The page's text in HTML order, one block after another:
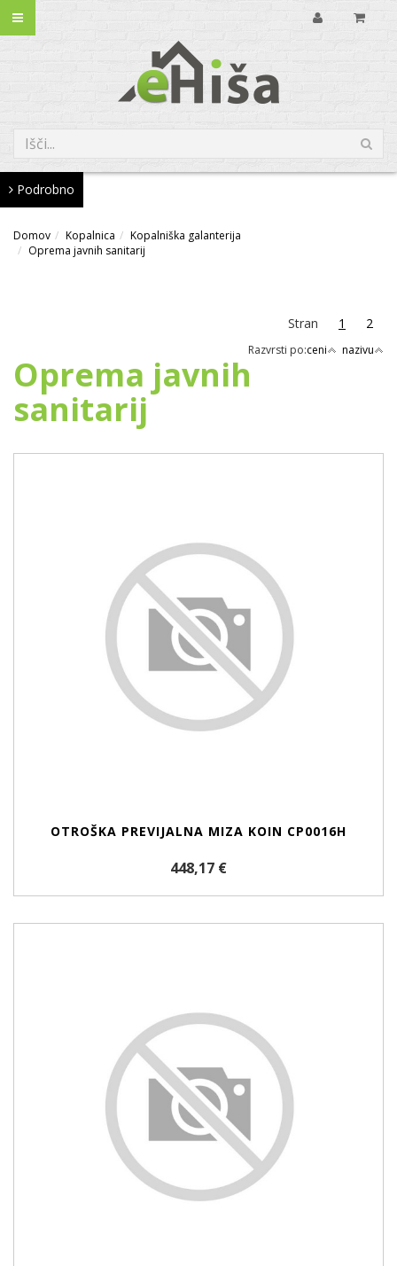
Podrobno
Domov Kopalnica
Kopalniška galanterija
Oprema javnih sanitarij
Stran 1 2
Razvrsti po:ceni nazivu
Oprema javnih
sanitarij
OTROŠKA PREVIJALNA MIZA KOIN CP0016H
448,17 €